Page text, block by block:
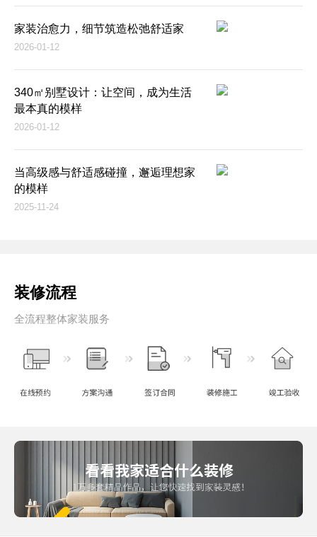
家装治愈力，细节筑造松弛舒适家
2026-01-12
340㎡别墅设计：让空间，成为生活
最本真的模样
2026-01-12
当高级感与舒适感碰撞，邂逅理想家
的模样
2025-11-24
装修流程
全流程整体家装服务